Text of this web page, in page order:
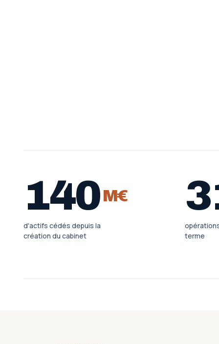
140M€
d'actifs cédés depuis la
création du cabinet
terme